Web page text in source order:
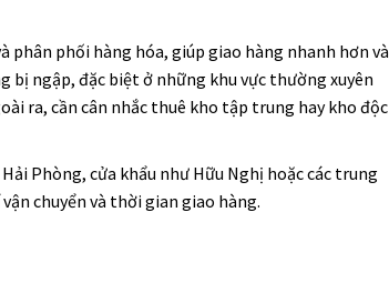
phân phối hàng hóa, giúp giao hàng nhanh hơn và
bị ngập, đặc biệt ở những khu vực thường xuyên
ra, cần cân nhắc thuê kho tập trung hay kho độc
Phòng, cửa khẩu như Hữu Nghị hoặc các trung
chuyển và thời gian giao hàng.